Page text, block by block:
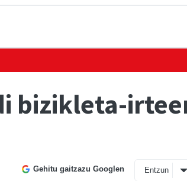
bizikleta-
Gehitu gaitzazu Googlen Entzun